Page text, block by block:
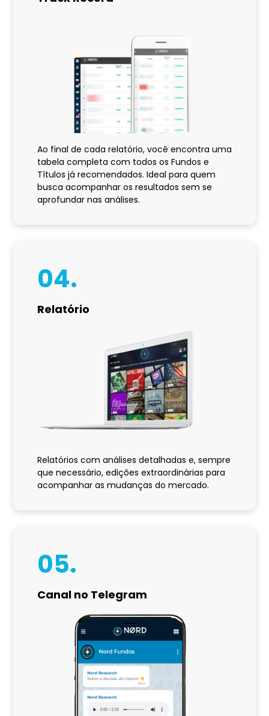
Ao final de cada relatório, você encontra uma
tabela completa com todos os Fundos e
Títulos já recomendados. Ideal para quem
busca acompanhar os resultados sem se
aprofundar nas análises.
04.
Relatório
Relatórios com análises detalhadas e, sempre
que necessário, edições extraordinárias para
acompanhar as mudanças do mercado.
05.
Canal no Telegram